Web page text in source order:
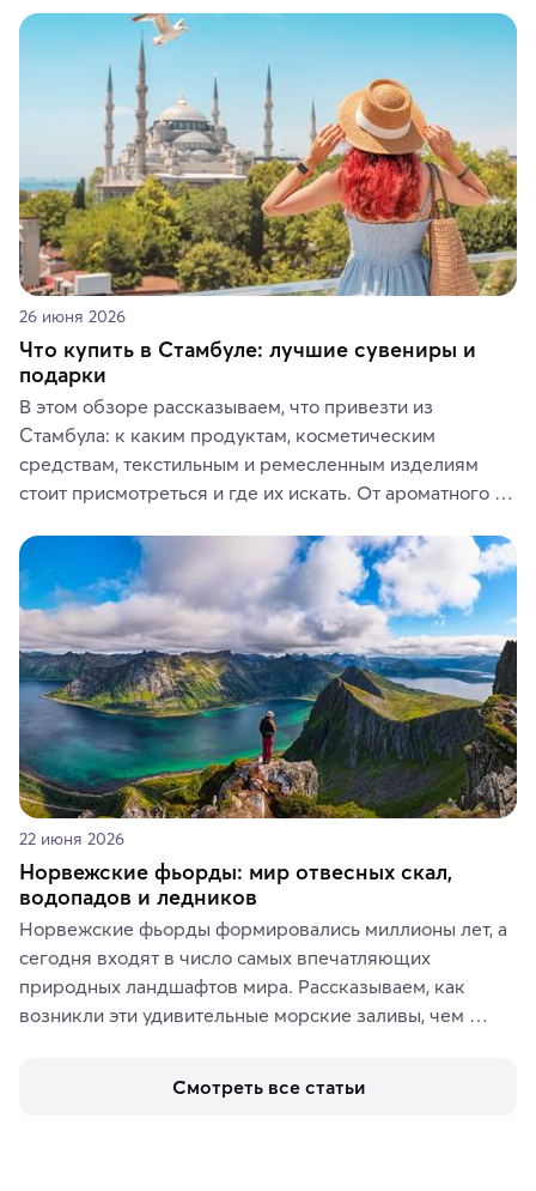
животные и маршруты, которые дарят одни из самых
ярких впечатлений от путешествий.
26 июня 2026
Что купить в Стамбуле: лучшие сувениры и
подарки
В этом обзоре рассказываем, что привезти из
Стамбула: к каким продуктам, косметическим
средствам, текстильным и ремесленным изделиям
стоит присмотреться и где их искать. От ароматного
керамики и изделий из кожи на турецких рынках и в
аутентичных лавках — в подарок близким или себе на
память о путешествии.
22 июня 2026
Норвежские фьорды: мир отвесных скал,
водопадов и ледников
Норвежские фьорды формировались миллионы лет, а
сегодня входят в число самых впечатляющих
природных ландшафтов мира. Рассказываем, как
возникли эти удивительные морские заливы, чем
включить в маршрут по Норвегии.
Смотреть все статьи